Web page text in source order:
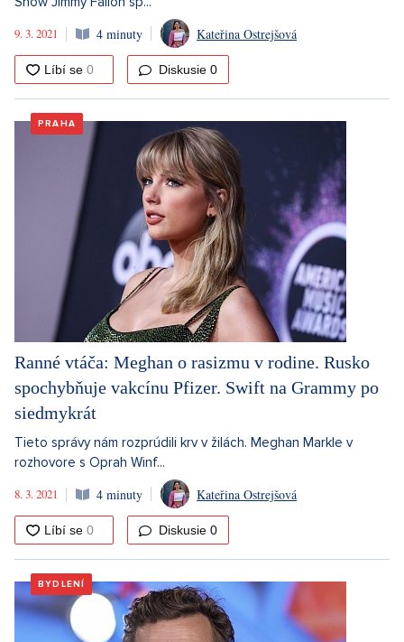
9. 3. 2021
4 minuty Kateřina Ostrejšová
Diskusie 0
PRAHA
Ranné vtáča: Meghan o rasizmu v rodine. Rusko
spochybňuje vakcínu Pfizer. Swift na Grammy po
siedmykrát
Tieto správy nám rozprúdili krv v žilách. Meghan Markle v
rozhovore s Oprah Winf...
8. 3. 2021
4 minuty Kateřina Ostrejšová
Diskusie 0
BYDLENÍ